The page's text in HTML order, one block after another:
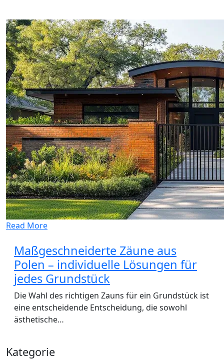
Read More
Maßgeschneiderte Zäune aus
Polen – individuelle Lösungen für
jedes Grundstück
Die Wahl des richtigen Zauns für ein Grundstück ist
eine entscheidende Entscheidung, die sowohl
ästhetische…
Kategorie